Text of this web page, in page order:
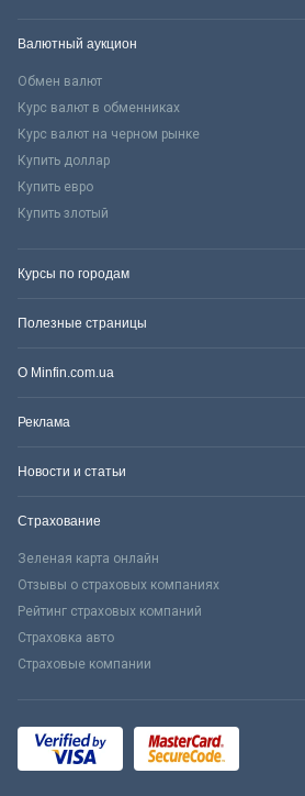
Валютный аукцион
Обмен валют
Курс валют в обменниках
Курс валют на черном рынке
Купить доллар
Купить евро
Купить злотый
Курсы по городам
Полезные страницы
О Minfin.com.ua
Реклама
Новости и статьи
Страхование
Зеленая карта онлайн
Отзывы о страховых компаниях
Рейтинг страховых компаний
Страховка авто
Страховые компании